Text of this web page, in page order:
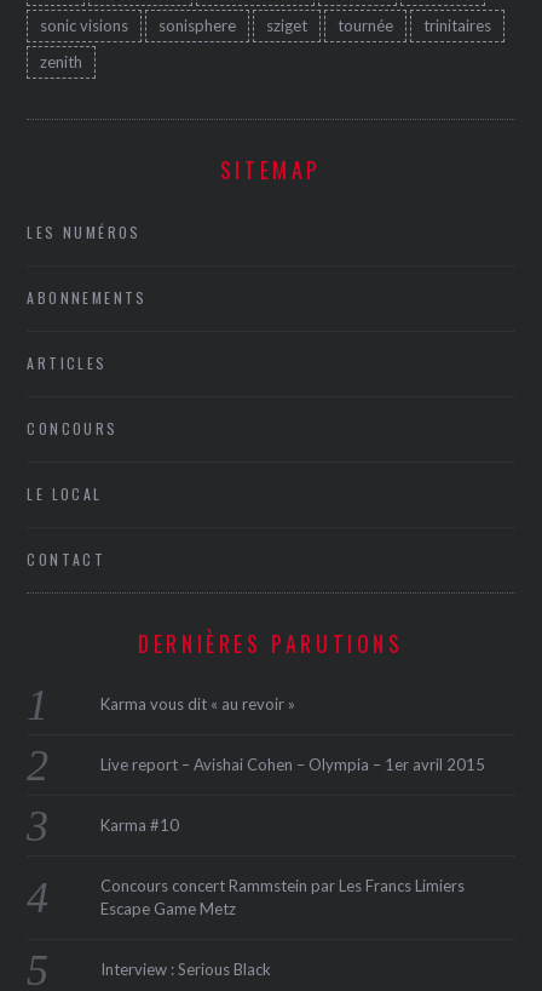
sonic visions
sonisphere sziget tournée
trinitaires
zenith
SITEMAP
LES NUMÉROS
ABONNEMENTS
ARTICLES
CONCOURS
LE LOCAL
CONTACT
DERNIÈRES PARUTIONS
Karma vous dit « au revoir »
Live report – Avishai Cohen – Olympia – 1er avril 2015
Karma #10
Concours concert Rammstein par Les Francs Limiers
Escape Game Metz
Interview : Serious Black